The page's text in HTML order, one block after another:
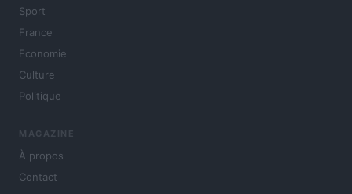
Sport
France
Economie
Culture
Politique
MAGAZINE
À propos
Contact